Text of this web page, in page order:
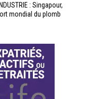
: Singapour,
mondial du plomb